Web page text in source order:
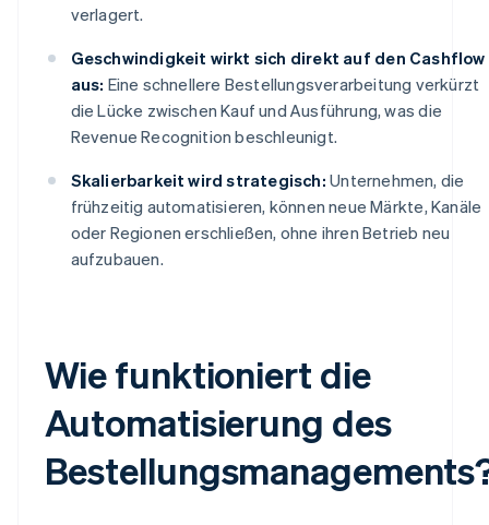
verlagert.
Geschwindigkeit wirkt sich direkt auf den Cashflow
aus: Eine schnellere Bestellungsverarbeitung verkürzt
die Lücke zwischen Kauf und Ausführung, was die
Revenue Recognition beschleunigt.
Skalierbarkeit wird strategisch: Unternehmen, die
frühzeitig automatisieren, können neue Märkte, Kanäle
oder Regionen erschließen, ohne ihren Betrieb neu
aufzubauen.
Wie funktioniert die
Automatisierung des